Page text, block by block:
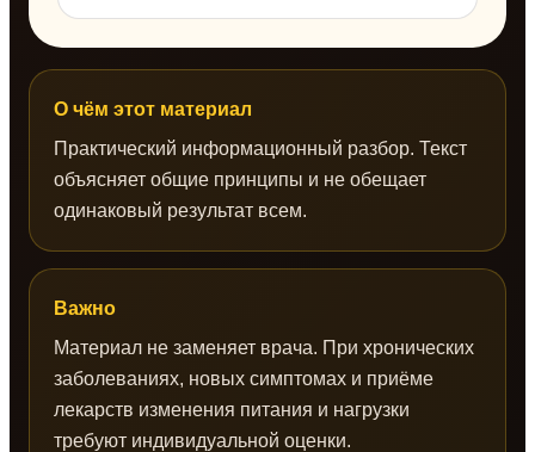
О чём этот материал
Практический информационный разбор. Текст
объясняет общие принципы и не обещает
одинаковый результат всем.
Важно
Материал не заменяет врача. При хронических
заболеваниях, новых симптомах и приёме
лекарств изменения питания и нагрузки
требуют индивидуальной оценки.